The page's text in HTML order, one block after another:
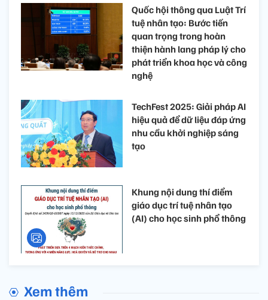
Quốc hội thông qua Luật Trí
tuệ nhân tạo: Bước tiến
quan trọng trong hoàn
thiện hành lang pháp lý cho
phát triển khoa học và công
nghệ
TechFest 2025: Giải pháp AI
hiệu quả để dữ liệu đáp ứng
nhu cầu khởi nghiệp sáng
tạo
Khung nội dung thí điểm
giáo dục trí tuệ nhân tạo
(AI) cho học sinh phổ thông
Xem thêm